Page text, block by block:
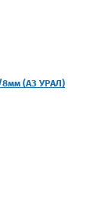
8мм (АЗ УРАЛ)